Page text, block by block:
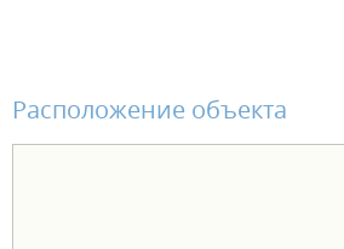
Расположение объекта